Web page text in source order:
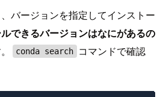
バージョンを指定してインストー
できるバージョンはなにがあるの
conda search
コマンドで確認